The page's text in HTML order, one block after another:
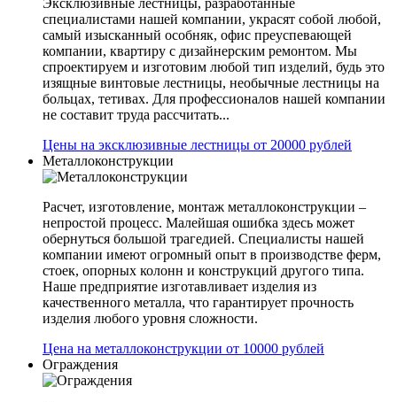
Эксклюзивные лестницы, разработанные
специалистами нашей компании, украсят собой любой,
самый изысканный особняк, офис преуспевающей
компании, квартиру с дизайнерским ремонтом. Мы
спроектируем и изготовим любой тип изделий, будь это
изящные винтовые лестницы, необычные лестницы на
больцах, тетивах. Для профессионалов нашей компании
не составит труда рассчитать...
Цены на эксклюзивные лестницы от 20000 рублей
Металлоконструкции
Расчет, изготовление, монтаж металлоконструкции –
непростой процесс. Малейшая ошибка здесь может
обернуться большой трагедией. Специалисты нашей
компании имеют огромный опыт в производстве ферм,
стоек, опорных колонн и конструкций другого типа.
Наше предприятие изготавливает изделия из
качественного металла, что гарантирует прочность
изделия любого уровня сложности.
Цена на металлоконструкции от 10000 рублей
Ограждения